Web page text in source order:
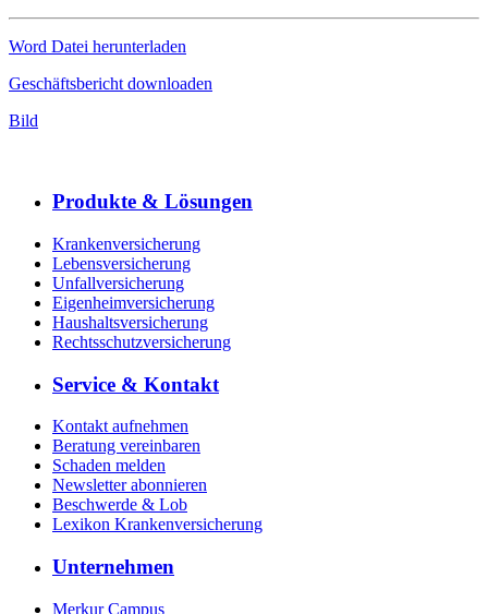
Word Datei herunterladen
Geschäftsbericht downloaden
Bild
Produkte & Lösungen
Krankenversicherung
Lebensversicherung
Unfallversicherung
Eigenheimversicherung
Haushaltsversicherung
Rechtsschutzversicherung
Service & Kontakt
Kontakt aufnehmen
Beratung vereinbaren
Schaden melden
Newsletter abonnieren
Beschwerde & Lob
Lexikon Krankenversicherung
Unternehmen
Merkur Campus